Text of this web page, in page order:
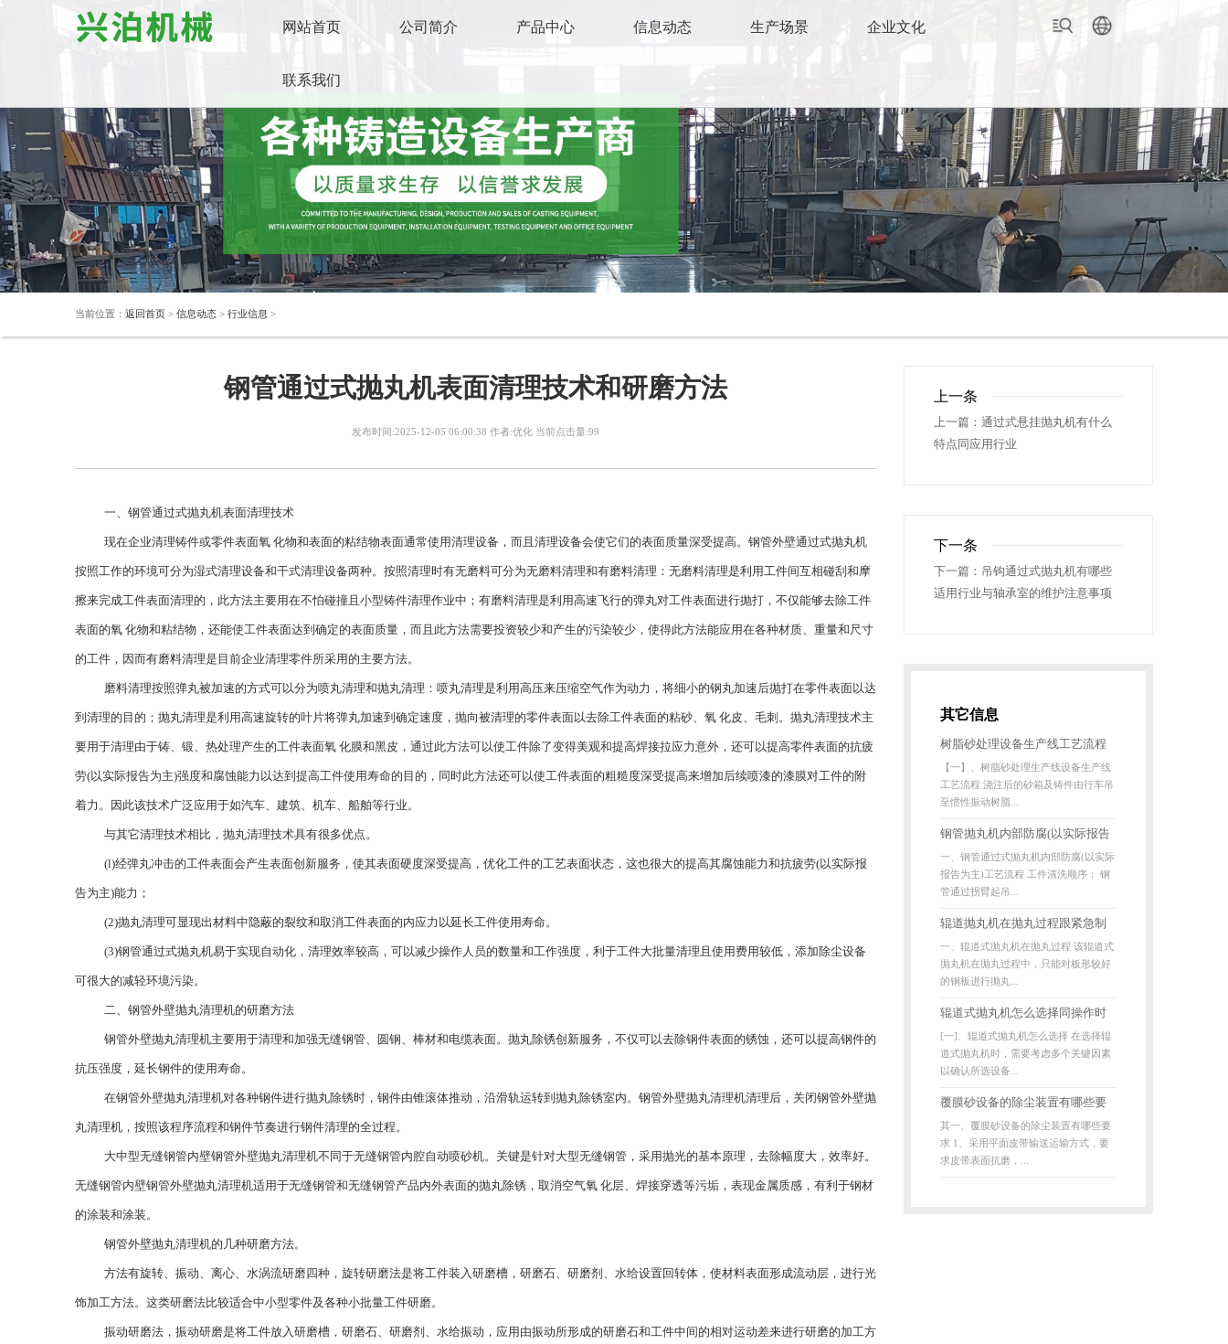
网站首页 公司简介 产品中心 信息动态 生产场景 企业文化
联系我们
当前位置：返回首页 >信息动态 >行业信息 >
钢管通过式抛丸机表面清理技术和研磨方法
发布时间:2025-12-05 06:00:38 作者:优化 当前点击量:99
一、钢管通过式抛丸机表面清理技术
现在企业清理铸件或零件表面氧 化物和表面的粘结物表面通常使用清理设备，而且清理设备会使它们的表面质量深受提高。钢管外壁通过式抛丸机
按照工作的环境可分为湿式清理设备和干式清理设备两种。按照清理时有无磨料可分为无磨料清理和有磨料清理：无磨料清理是利用工件间互相碰刮和摩
擦来完成工件表面清理的，此方法主要用在不怕碰撞且小型铸件清理作业中；有磨料清理是利用高速飞行的弹丸对工件表面进行抛打，不仅能够去除工件
表面的氧 化物和粘结物，还能使工件表面达到确定的表面质量，而且此方法需要投资较少和产生的污染较少，使得此方法能应用在各种材质、重量和尺寸
的工件，因而有磨料清理是目前企业清理零件所采用的主要方法。
磨料清理按照弹丸被加速的方式可以分为喷丸清理和抛丸清理：喷丸清理是利用高压来压缩空气作为动力，将细小的钢丸加速后抛打在零件表面以达
到清理的目的；抛丸清理是利用高速旋转的叶片将弹丸加速到确定速度，抛向被清理的零件表面以去除工件表面的粘砂、氧 化皮、毛刺。抛丸清理技术主
要用于清理由于铸、锻、热处理产生的工件表面氧 化膜和黑皮，通过此方法可以使工件除了变得美观和提高焊接拉应力意外，还可以提高零件表面的抗疲
劳(以实际报告为主)强度和腐蚀能力以达到提高工件使用寿命的目的，同时此方法还可以使工件表面的粗糙度深受提高来增加后续喷漆的漆膜对工件的附
着力。因此该技术广泛应用于如汽车、建筑、机车、船舶等行业。
与其它清理技术相比，抛丸清理技术具有很多优点。
(l)经弹丸冲击的工件表面会产生表面创新服务，使其表面硬度深受提高，优化工件的工艺表面状态，这也很大的提高其腐蚀能力和抗疲劳(以实际报
告为主)能力；
(2)抛丸清理可显现出材料中隐蔽的裂纹和取消工件表面的内应力以延长工件使用寿命。
(3)钢管通过式抛丸机易于实现自动化，清理效率较高，可以减少操作人员的数量和工作强度，利于工件大批量清理且使用费用较低，添加除尘设备
可很大的减轻环境污染。
二、钢管外壁抛丸清理机的研磨方法
钢管外壁抛丸清理机主要用于清理和加强无缝钢管、圆钢、棒材和电缆表面。抛丸除锈创新服务，不仅可以去除钢件表面的锈蚀，还可以提高钢件的
抗压强度，延长钢件的使用寿命。
在钢管外壁抛丸清理机对各种钢件进行抛丸除锈时，钢件由锥滚体推动，沿滑轨运转到抛丸除锈室内。钢管外壁抛丸清理机清理后，关闭钢管外壁抛
丸清理机，按照该程序流程和钢件节奏进行钢件清理的全过程。
大中型无缝钢管内壁钢管外壁抛丸清理机不同于无缝钢管内腔自动喷砂机。关键是针对大型无缝钢管，采用抛光的基本原理，去除幅度大，效率好。
无缝钢管内壁钢管外壁抛丸清理机适用于无缝钢管和无缝钢管产品内外表面的抛丸除锈，取消空气氧 化层、焊接穿透等污垢，表现金属质感，有利于钢材
的涂装和涂装。
钢管外壁抛丸清理机的几种研磨方法。
方法有旋转、振动、离心、水涡流研磨四种，旋转研磨法是将工件装入研磨槽，研磨石、研磨剂、水给设置回转体，使材料表面形成流动层，进行光
饰加工方法。这类研磨法比较适合中小型零件及各种小批量工件研磨。
振动研磨法，振动研磨是将工件放入研磨槽，研磨石、研磨剂、水给振动，应用由振动所形成的研磨石和工件中间的相对运动差来进行研磨的加工方
上一篇：通过式悬挂抛丸机有什么
特点同应用行业
上一条
下一篇： 吊钩通过式抛丸机有哪些
适用行业与轴承室的维护注意事项
下一条
其它信息
树脂砂处理设备生产线工艺流程
以及工作原理是什么
【一】、树脂砂处理生产线设备生产线
工艺流程 浇注后的砂箱及铸件由行车吊
至惯性振动树脂...
钢管抛丸机内部防腐(以实际报告
为主)工艺流程跟设备结构、参
数、技术特点
一、钢管通过式抛丸机内部防腐(以实际
报告为主)工艺流程 工件清洗顺序： 钢
管通过拐臂起吊...
辊道抛丸机在抛丸过程跟紧急制
动系统
一、辊道式抛丸机在抛丸过程 该辊道式
抛丸机在抛丸过程中，只能对板形较好
的钢板进行抛丸...
辊道式抛丸机怎么选择同操作时
是否有操作顺序
[一]、辊道式抛丸机怎么选择 在选择辊
道式抛丸机时，需要考虑多个关键因素
以确认所选设备...
覆膜砂设备的除尘装置有哪些要
求和导致脱壳的原因
其一、覆膜砂设备的除尘装置有哪些要
求 1、采用平面皮带输送运输方式，要
求皮带表面抗磨，...